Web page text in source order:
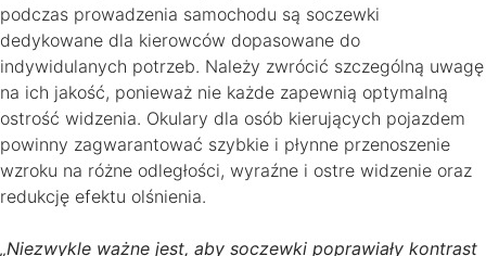
podczas prowadzenia samochodu są soczewki
dedykowane dla kierowców dopasowane do
indywidulanych potrzeb. Należy zwrócić szczególną uwagę
na ich jakość, ponieważ nie każde zapewnią optymalną
ostrość widzenia. Okulary dla osób kierujących pojazdem
powinny zagwarantować szybkie i płynne przenoszenie
wzroku na różne odległości, wyraźne i ostre widzenie oraz
redukcję efektu olśnienia.
„Niezwykle ważne jest, aby soczewki poprawiały kontrast